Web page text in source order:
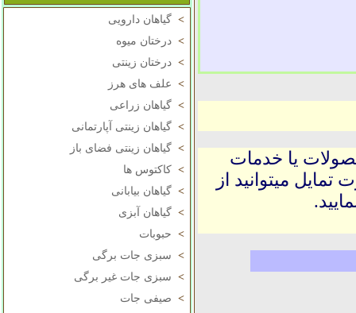
> گیاهان دارویی
> درختان میوه
> درختان زینتی
> علف های هرز
> گیاهان زراعی
> گیاهان زینتی آپارتمانی
> گیاهان زینتی فضای باز
> کاکتوس ها
> گیاهان بیابانی
> گیاهان آبزی
> حبوبات
> سبزی جات برگی
> سبزی جات غیر برگی
> صیفی جات
یا خدمات
میتوانید از